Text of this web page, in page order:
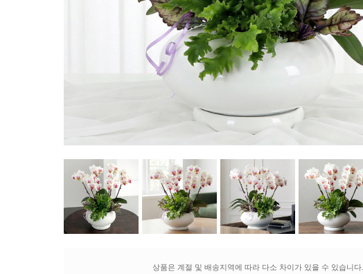
상품은 계절 및 배송지역에 따라 다소 차이가 있을 수 있습니다.